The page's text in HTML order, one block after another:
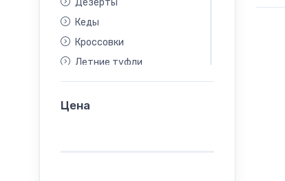
Дезерты
Кеды
Кроссовки
Летние туфли
Лоферы
Мокасины
Цена